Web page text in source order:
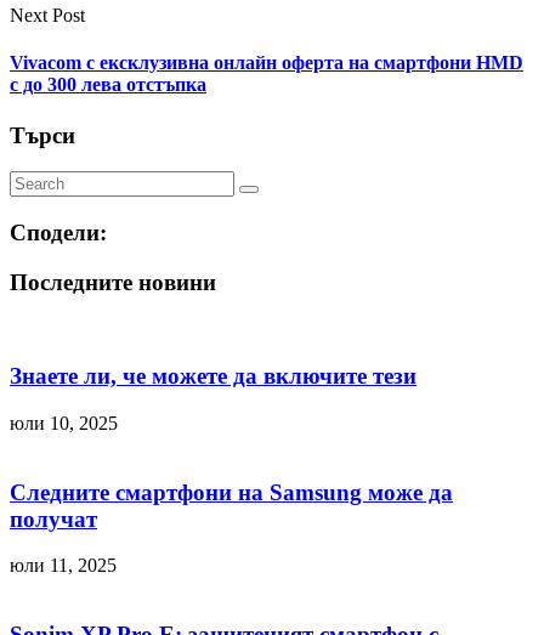
Next Post
Vivacom с ексклузивна онлайн оферта на смартфони HMD
с до 300 лева отстъпка
Търси
Сподели:
Последните новини
Знаете ли, че можете да включите тези
юли 10, 2025
Следните смартфони на Samsung може да
получат
юли 11, 2025